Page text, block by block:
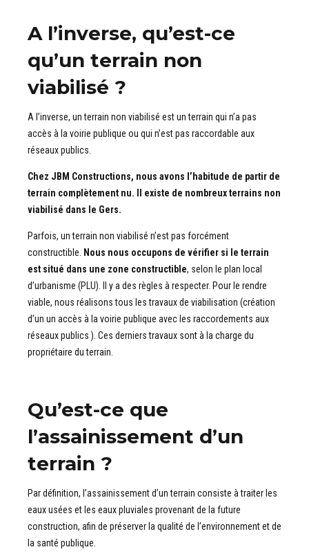
A l’inverse, qu’est-ce
qu’un terrain non
viabilisé ?
A l’inverse, un terrain non viabilisé est un terrain qui n’a pas
accès à la voirie publique ou qui n’est pas raccordable aux
réseaux publics.
Chez JBM Constructions, nous avons l’habitude de partir de
terrain complètement nu. Il existe de nombreux terrains non
viabilisé dans le Gers.
Parfois, un terrain non viabilisé n’est pas forcément
constructible.
Nous nous occupons de vérifier si le terrain
est situé dans une zone constructible, selon le plan local
d’urbanisme (PLU). Il y a des règles à respecter. Pour le rendre
viable, nous réalisons tous les travaux de viabilisation (création
d’un un accès à la voirie publique avec les raccordements aux
réseaux publics ). Ces derniers travaux sont à la charge du
propriétaire du terrain.
Qu’est-ce que
l’assainissement d’un
terrain ?
Par définition, l’assainissement d’un terrain consiste à traiter les
eaux usées et les eaux pluviales provenant de la future
construction, afin de préserver la qualité de l’environnement et de
la santé publique.